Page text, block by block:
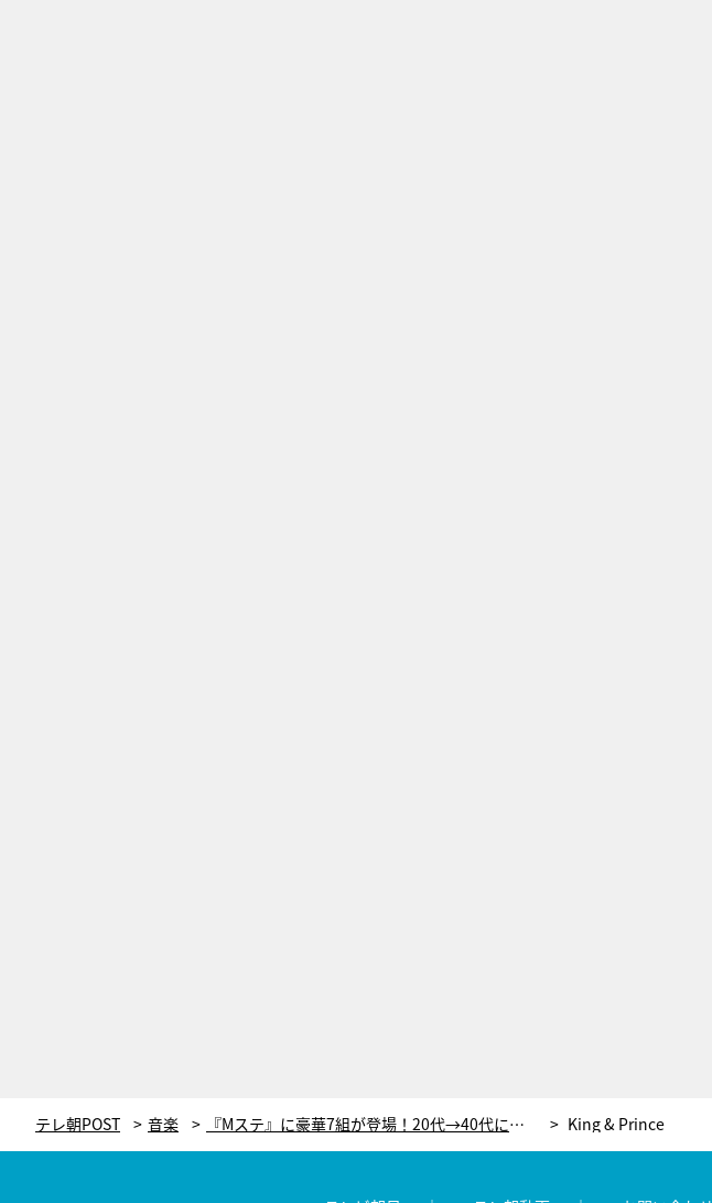
テレ朝POST 音楽 『Mステ』に豪華7組が登場！20代→40代になったレミオロメンは17年ぶりに名曲披露 King & Prince